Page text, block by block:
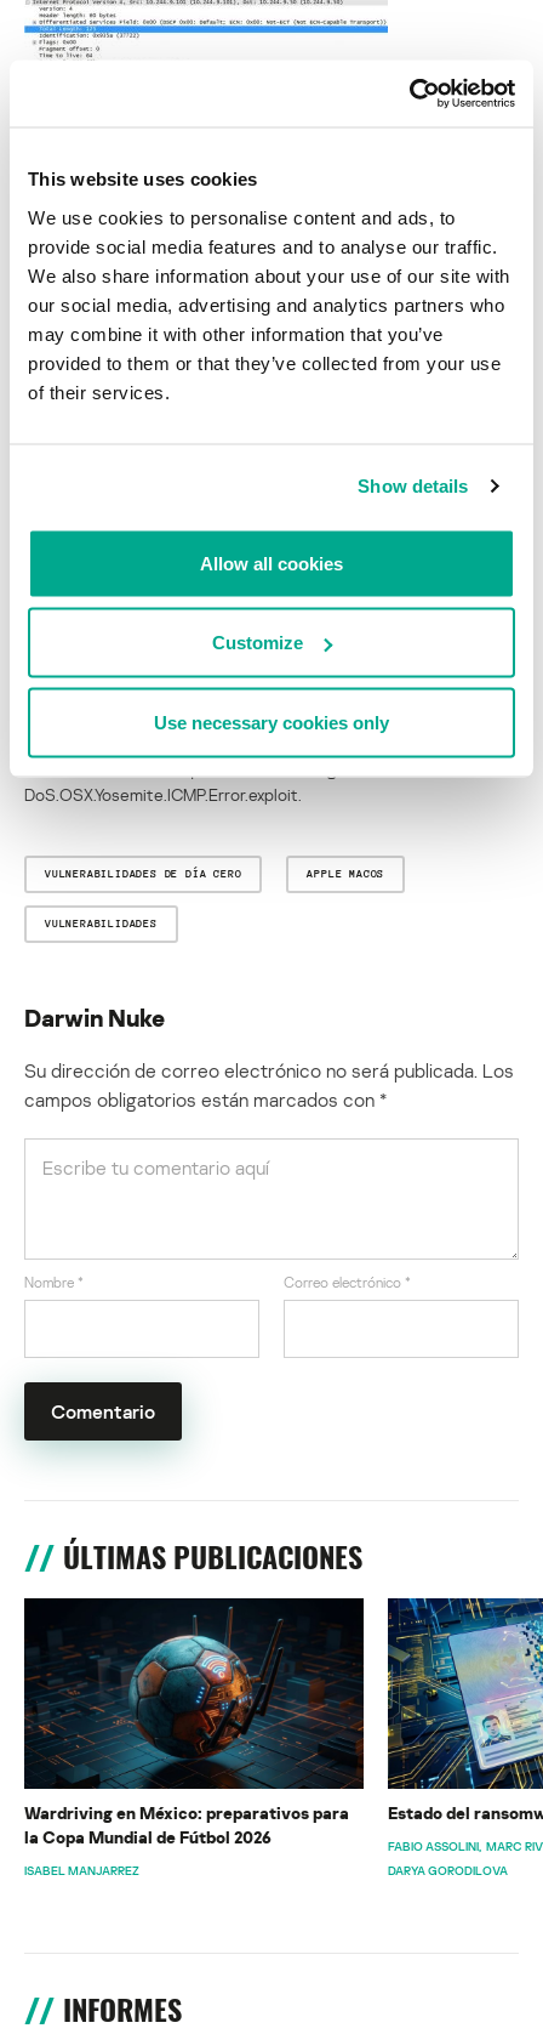
This website uses cookies
We use cookies to personalise content and ads, to
provide social media features and to analyse our traffic.
We also share information about your use of our site with
our social media, advertising and analytics partners who
may combine it with other information that you’ve
provided to them or that they’ve collected from your use
of their services.
Show details
Allow all cookies
Customize
Use necessary cookies only
funcionamiento del sistema
A primera vista parece que a un delincuente le sería muy difícil
diseñar un escenario de explotación de esta vulnerabilidad. Pero un
profesional en el campo de la seguridad de redes, después de
crear un paquete adecuado, puede con facilidad y a distancia
apagar el dispositivo del usuario e incluso detener el
funcionamiento de una red corporativa.
través de enrutadores comunes y corrientes y explotó esta
Esta vulnerabilidad está cerrada en las siguientes versiones de
sistemas operativos: OS X 10.10.3 y iOS8.3.
Los usuarios de los productos de Kaspersky Lab están protegidos
“Protección contra ataques de red”. Este componente funciona
también en Kaspersky Internet Security for Mac 15.0.
DoS.OSX.Yosemite.ICMP.Error.exploit.
VULNERABILIDADES DE DÍA CERO APPLE MACOS
VULNERABILIDADES
Darwin Nuke
Su dirección de correo electrónico no será publicada. Los
campos obligatorios están marcados con *
Nombre * Correo electrónico *
ÚLTIMAS PUBLICACIONES
Wardriving en México: preparativos para
la Copa Mundial de Fútbol 2026
ISABEL MANJARREZ
Estado del
FABIO ASSOLINI MARC
DARYA GORODILOVA
INFORMES